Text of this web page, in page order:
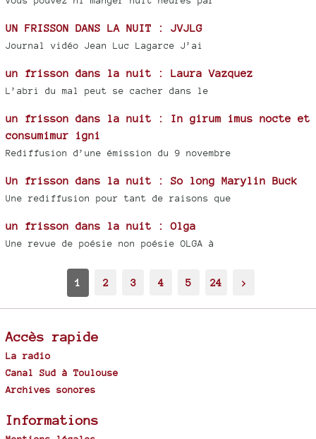
UN FRISSON DANS LA NUIT : JVJLG
Journal vidéo Jean Luc Lagarce J’ai
un frisson dans la nuit : Laura Vazquez
L’abri du mal peut se cacher dans le
un frisson dans la nuit : In girum imus nocte et
consumimur igni
Rediffusion d’une émission du 9 novembre
Un frisson dans la nuit : So long Marylin Buck
Une rediffusion pour tant de raisons que
un frisson dans la nuit : Olga
Une revue de poésie non poésie OLGA à
1 2 3 4 5 24 >
Accès rapide
La radio
Canal Sud à Toulouse
Archives sonores
Informations